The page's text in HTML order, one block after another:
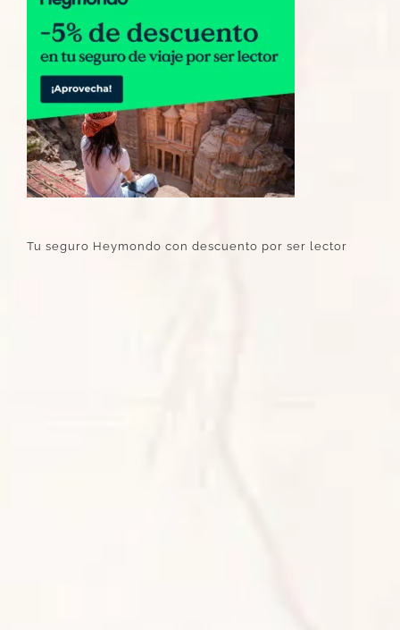
Tu seguro Heymondo con descuento por ser lector